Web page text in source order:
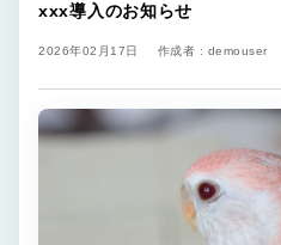
xxx導入のお知らせ
2026年02月17日 作成者 : demouser